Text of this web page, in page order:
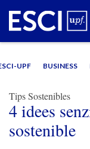
UPF BUSINESS
Tips Sostenibles
4 idees
sostenible